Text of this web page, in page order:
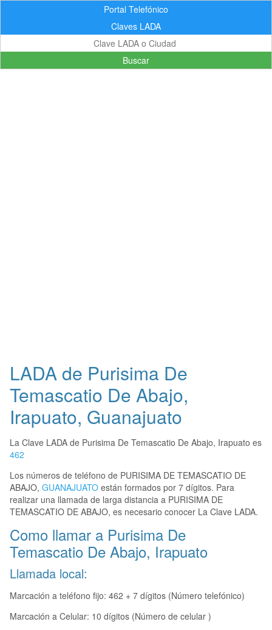
Portal Telefónico
Claves LADA
Buscar
LADA de Purisima De
Temascatio De Abajo,
Irapuato, Guanajuato
La Clave LADA de Purisima De Temascatio De Abajo, Irapuato es
462
Los números de teléfono de PURISIMA DE TEMASCATIO DE
ABAJO, GUANAJUATO están formados por 7 dígitos. Para
realizar una llamada de larga distancia a PURISIMA DE
TEMASCATIO DE ABAJO, es necesario conocer La Clave LADA.
Como llamar a Purisima De
Temascatio De Abajo, Irapuato
Llamada local:
Marcación a teléfono fijo: 462 + 7 dígitos (Número telefónico)
Marcación a Celular: 10 dígitos (Número de celular )